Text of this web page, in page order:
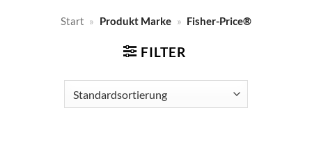
Start » Produkt Marke » Fisher-Price®
FILTER